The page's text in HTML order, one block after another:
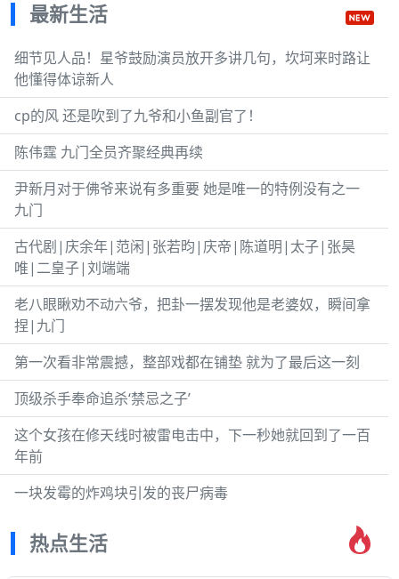
最新生活
细节见人品！星爷鼓励演员放开多讲几句，坎坷来时路让
他懂得体谅新人
cp的风 还是吹到了九爷和小鱼副官了！
陈伟霆 九门全员齐聚经典再续
尹新月对于佛爷来说有多重要 她是唯一的特例没有之一
九门
古代剧|庆余年|范闲|张若昀|庆帝|陈道明|太子|张昊
唯|二皇子|刘端端
老八眼瞅劝不动六爷，把卦一摆发现他是老婆奴，瞬间拿
捏|九门
第一次看非常震撼，整部戏都在铺垫 就为了最后这一刻
顶级杀手奉命追杀‘禁忌之子’
这个女孩在修天线时被雷电击中，下一秒她就回到了一百
年前
一块发霉的炸鸡块引发的丧尸病毒
热点生活